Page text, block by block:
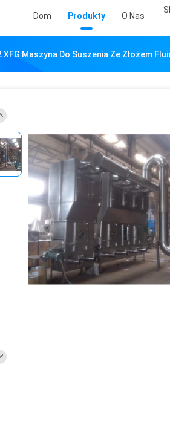
Dom Produkty O Nas
XFG Maszyna Do Suszenia Ze Złożem